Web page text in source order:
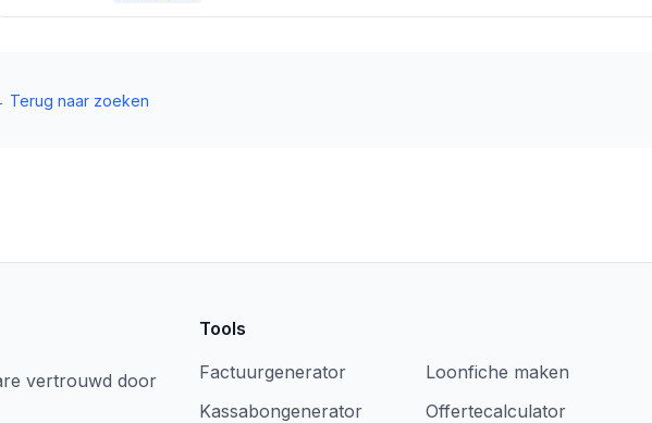
Terug naar zoeken
vertrouwd door
Tools
Factuurgenerator
Kassabongenerator
Loonfiche maken
Offertecalculator